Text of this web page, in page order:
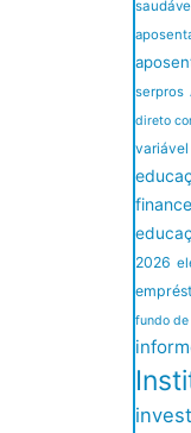
serpros
direto
variável
2026
fundo